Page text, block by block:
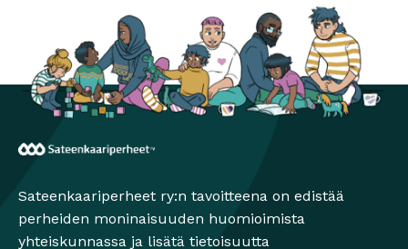
Sateenkaariperheet ry:n tavoitteena on edistää
perheiden moninaisuuden huomioimista
yhteiskunnassa ja lisätä tietoisuutta